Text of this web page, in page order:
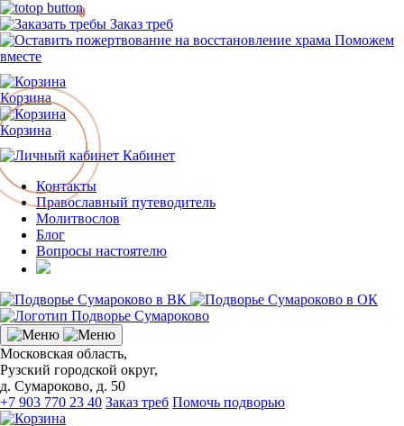
Заказ треб
Поможем
вместе
Корзина
Корзина
0
Кабинет
Контакты
Православный путеводитель
Молитвослов
Блог
Вопросы настоятелю
Московская область,
Рузский городской округ,
д. Сумароково, д. 50
+7 903 770 23 40 Заказ треб Помочь подворью